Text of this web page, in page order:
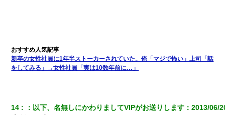
中途採用のAが部長から呼び出された。Aはヘラヘラと部屋に入っ
ていき、1時間後に号泣しながら出てきて…
新卒の女性社員に1年半ストーカーされていた。俺「マジで怖い」上司「話
をしてみる」→女性社員「実は10数年前に…」
14 ： 以下、名無しにかわりましてVIPがお送りします ：2013/06/